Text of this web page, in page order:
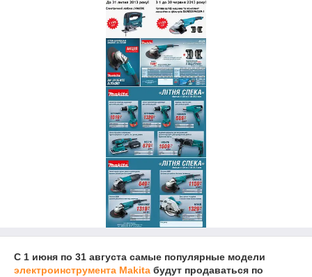
С 1 июня по 31 августа самые популярные модели
электроинструмента Makita будут продаваться по